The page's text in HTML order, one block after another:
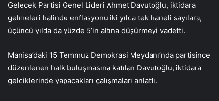
Gelecek Partisi Genel Lideri Ahmet Davutoğlu, iktidara
gelmeleri halinde enflasyonu iki yılda tek haneli sayılara,
üçüncü yılda da yüzde 5’in altına düşürmeyi vadetti.
Manisa’daki 15 Temmuz Demokrasi Meydanı’nda partisince
düzenlenen halk buluşmasına katılan Davutoğlu, iktidara
geldiklerinde yapacakları çalışmaları anlattı.